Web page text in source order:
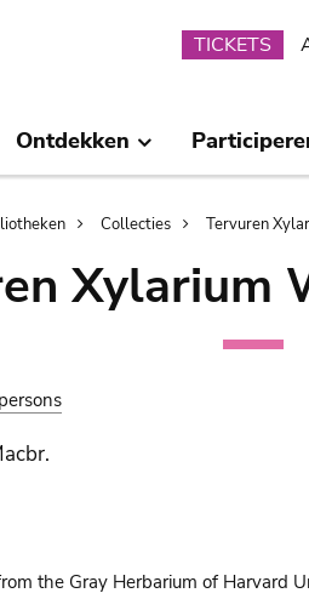
TICKETS
Ontdekken
Collecties Tervuren
Xylarium
the Gray Herbarium of Harvard